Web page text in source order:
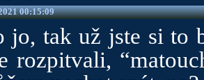
00:15:09
jo, tak už jste si to
rozpitvali,